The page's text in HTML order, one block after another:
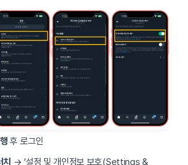
후 로그인
→ ‘설정 및 개인정보 보호(Settings &